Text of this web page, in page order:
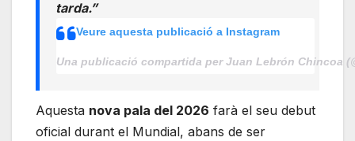
tarda.”
Veure aquesta publicació a Instagram
Una publicació compartida per Juan Lebrón Chincoa
Aquesta nova pala del 2026 farà el seu debut
oficial durant el Mundial, abans de ser